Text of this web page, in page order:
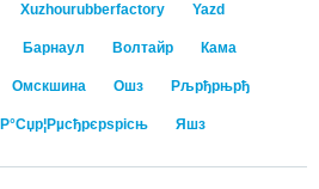
Xuzhourubberfactory Yazd
Барнаул Волтайр Кама
Омскшина Ошз Рљрђрњрђ
Яшз